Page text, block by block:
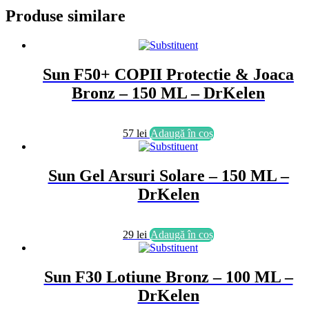
Produse similare
Sun F50+ COPII Protectie & Joaca
Bronz – 150 ML – DrKelen
57 lei Adaugă în coș
Sun Gel Arsuri Solare – 150 ML –
DrKelen
29 lei Adaugă în coș
Sun F30 Lotiune Bronz – 100 ML –
DrKelen